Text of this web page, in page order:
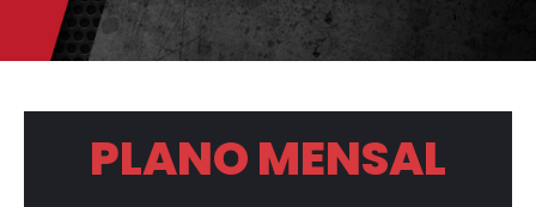
PLANO MENSAL